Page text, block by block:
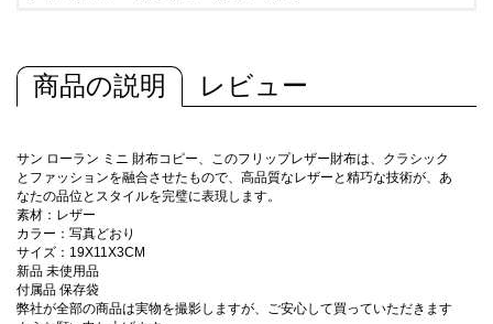
商品の説明 レビュー
サン ローラン ミニ 財布コピー、このフリップレザー財布は、クラシック
とファッションを融合させたもので、高品質なレザーと精巧な技術が、あ
なたの品位とスタイルを完璧に表現します。
素材：レザー
カラー：写真どおり
サイズ：19X11X3CM
新品 未使用品
付属品 保存袋
弊社が全部の商品は実物を撮影しますが、ご安心して買っていただきます